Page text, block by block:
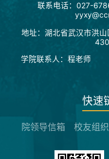
联系电话：027-
地址：湖北省武汉市洪
学院联系人：程老师
快速
院领导信箱 校友组织